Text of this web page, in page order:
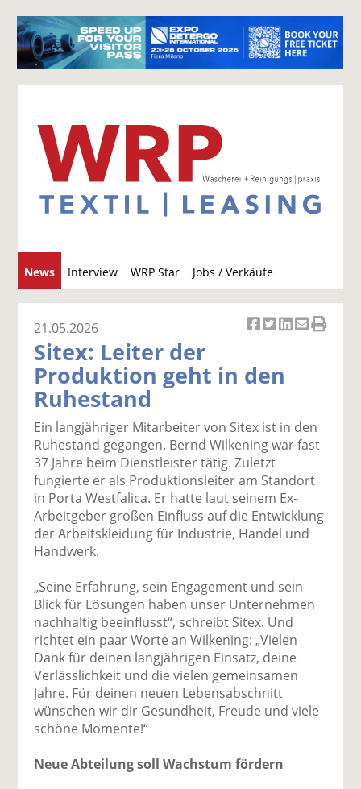
News Interview WRP Star Jobs / Verkäufe
u
c
k
uf
F
ac
e
b
o
o
il
e
n
k
wi
tt
er
n
k
uf
Li
k
e
di
n
e
n
er
E
ai
l
v
er
d
e
ru
ck
n
21.05.2026
Sitex: Leiter der
Produktion geht in den
Ruhestand
Ein langjähriger Mitarbeiter von Sitex ist in den
Ruhestand gegangen. Bernd Wilkening war fast
37 Jahre beim Dienstleister tätig. Zuletzt
fungierte er als Produktionsleiter am Standort
in Porta Westfalica. Er hatte laut seinem Ex-
Arbeitgeber großen Einfluss auf die Entwicklung
der Arbeitskleidung für Industrie, Handel und
Handwerk.
„Seine Erfahrung, sein Engagement und sein
Blick für Lösungen haben unser Unternehmen
nachhaltig beeinflusst“, schreibt Sitex. Und
richtet ein paar Worte an Wilkening: „Vielen
Dank für deinen langjährigen Einsatz, deine
Verlässlichkeit und die vielen gemeinsamen
Jahre. Für deinen neuen Lebensabschnitt
wünschen wir dir Gesundheit, Freude und viele
schöne Momente!“
Neue Abteilung soll Wachstum fördern